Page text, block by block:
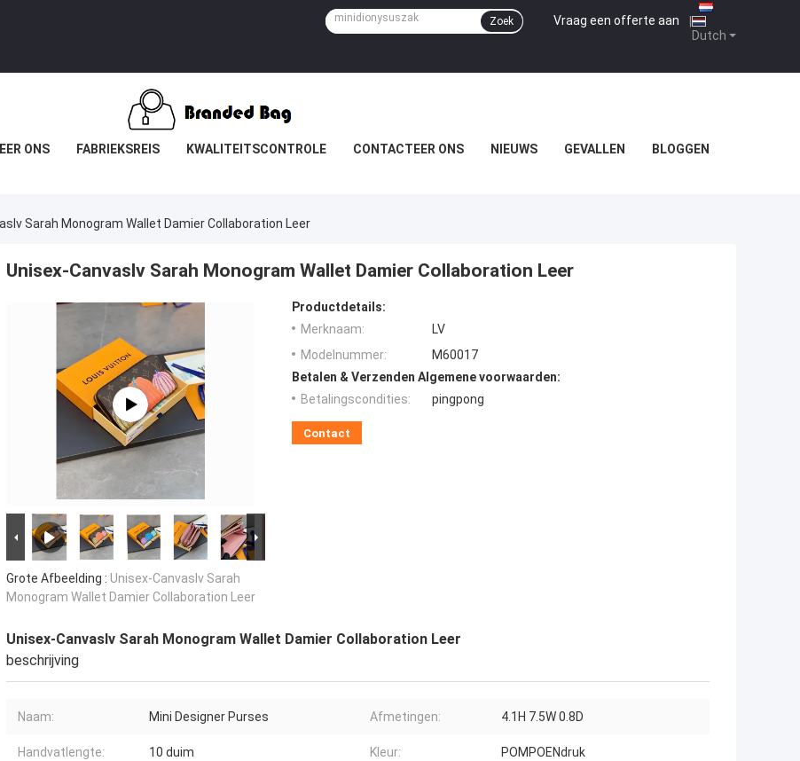
Dutch
Vraag een offerte aan |
Zoek
ONS FABRIEKSREIS KWALITEITSCONTROLE CONTACTEER ONS NIEUWS GEVALLEN BLOGGEN
Sarah Monogram Wallet Damier Collaboration Leer
Unisex-Canvaslv Sarah Monogram Wallet Damier Collaboration Leer
Grote Afbeelding : Unisex-Canvaslv Sarah
Monogram Wallet Damier Collaboration Leer
Productdetails:
Merknaam:
LV
Modelnummer:
M60017
Betalen & Verzenden Algemene voorwaarden:
Betalingscondities:
pingpong
Contact
Unisex-Canvaslv Sarah Monogram Wallet Damier Collaboration Leer
beschrijving
Naam: Mini Designer Purses Afmetingen: 4.1H 7.5W 0.8D
Handvatlengte: 10 duim Kleur: POMPOENdruk